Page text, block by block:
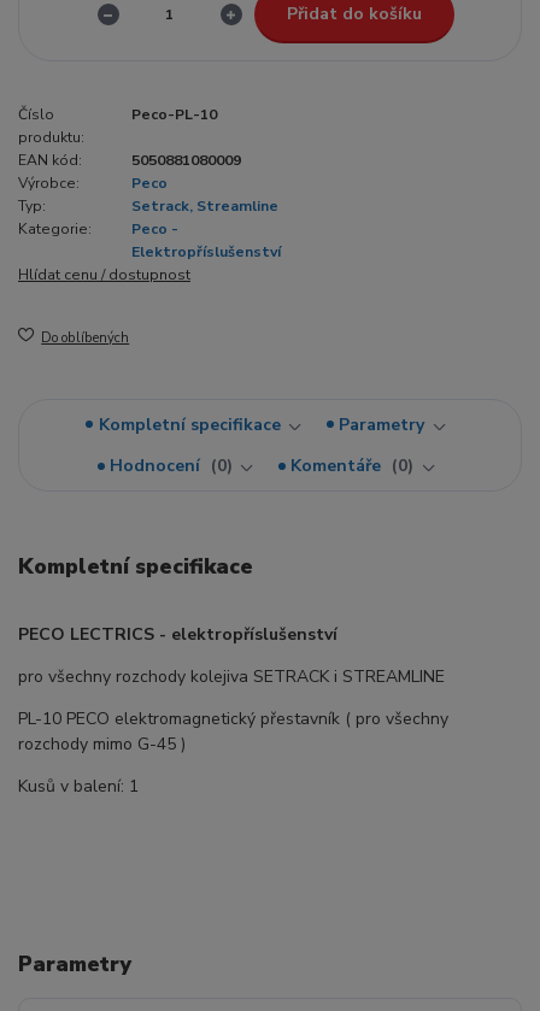
Přidat do košíku
Číslo
produktu:
Peco-PL-10
EAN kód:
5050881080009
Výrobce:
Peco
Typ:
Setrack, Streamline
Kategorie:
Peco -
Elektropříslušenství
Hlídat cenu / dostupnost
Do oblíbených
Kompletní specifikace
Parametry
Hodnocení
0 Komentáře 0
Kompletní specifikace
PECO LECTRICS - elektropříslušenství
pro všechny rozchody kolejiva SETRACK i STREAMLINE
PL-10 PECO elektromagnetický přestavník ( pro všechny
rozchody mimo G-45 )
Kusů v balení: 1
Parametry